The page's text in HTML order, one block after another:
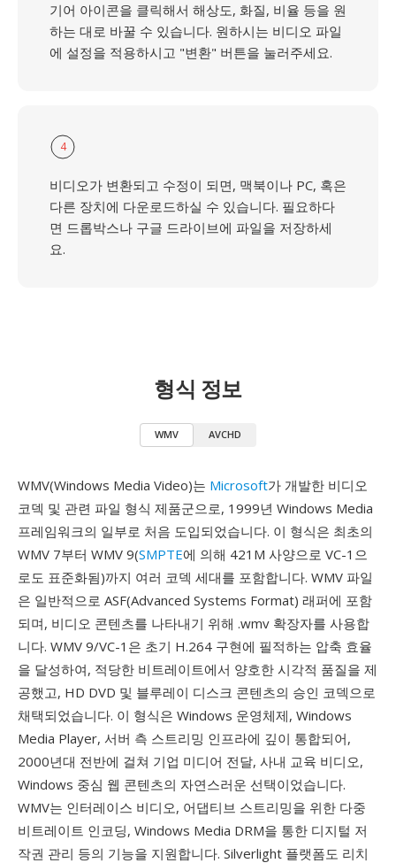
기어 아이콘을 클릭해서 해상도, 화질, 비율 등을 원
하는 대로 바꿀 수 있습니다. 원하시는 비디오 파일
에 설정을 적용하시고 "변환" 버튼을 눌러주세요.
4
비디오가 변환되고 수정이 되면, 맥북이나 PC, 혹은
다른 장치에 다운로드하실 수 있습니다. 필요하다
면 드롭박스나 구글 드라이브에 파일을 저장하세
요.
형식 정보
WMV AVCHD
WMV(Windows Media Video)는 Microsoft가 개발한 비디오
코덱 및 관련 파일 형식 제품군으로, 1999년 Windows Media
프레임워크의 일부로 처음 도입되었습니다. 이 형식은 최초의
WMV 7부터 WMV 9(SMPTE에 의해 421M 사양으로 VC-1으
로도 표준화됨)까지 여러 코덱 세대를 포함합니다. WMV 파일
은 일반적으로 ASF(Advanced Systems Format) 래퍼에 포함
되며, 비디오 콘텐츠를 나타내기 위해 .wmv 확장자를 사용합
니다. WMV 9/VC-1은 초기 H.264 구현에 필적하는 압축 효율
을 달성하여, 적당한 비트레이트에서 양호한 시각적 품질을 제
공했고, HD DVD 및 블루레이 디스크 콘텐츠의 승인 코덱으로
채택되었습니다. 이 형식은 Windows 운영체제, Windows
Media Player, 서버 측 스트리밍 인프라에 깊이 통합되어,
2000년대 전반에 걸쳐 기업 미디어 전달, 사내 교육 비디오,
Windows 중심 웹 콘텐츠의 자연스러운 선택이었습니다.
WMV는 인터레이스 비디오, 어댑티브 스트리밍을 위한 다중
비트레이트 인코딩, Windows Media DRM을 통한 디지털 저
작권 관리 등의 기능을 지원합니다. Silverlight 플랫폼도 리치